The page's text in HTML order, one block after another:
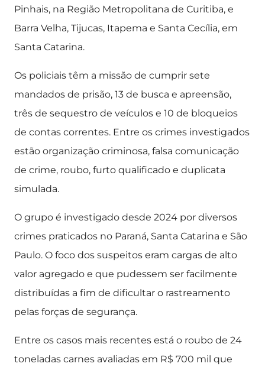
Pinhais, na Região Metropolitana de Curitiba, e
Barra Velha, Tijucas, Itapema e Santa Cecília, em
Santa Catarina.
Os policiais têm a missão de cumprir sete
mandados de prisão, 13 de busca e apreensão,
três de sequestro de veículos e 10 de bloqueios
de contas correntes. Entre os crimes investigados
estão organização criminosa, falsa comunicação
de crime, roubo, furto qualificado e duplicata
simulada.
O grupo é investigado desde 2024 por diversos
crimes praticados no Paraná, Santa Catarina e São
Paulo. O foco dos suspeitos eram cargas de alto
valor agregado e que pudessem ser facilmente
distribuídas a fim de dificultar o rastreamento
pelas forças de segurança.
Entre os casos mais recentes está o roubo de 24
toneladas carnes avaliadas em R$ 700 mil que